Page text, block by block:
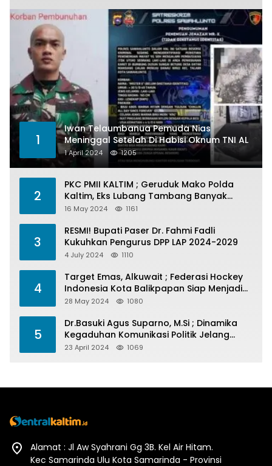
1
Iwan Telaumbanua Pemuda Nias
Meninggal Setelah Di Habisi Oknum TNI AL
1 April 2024 1205
2
PKC PMII KALTIM ; Geruduk Mako Polda
Kaltim, Eks Lubang Tambang Banyak
Menelan Korban
16 May 2024 1161
3
RESMI! Bupati Paser Dr. Fahmi Fadli
Kukuhkan Pengurus DPP LAP 2024-2029
4 July 2024 1110
4
Target Emas, Alkuwait ; Federasi Hockey
Indonesia Kota Balikpapan Siap Menjadi
Barometer Prestasi Di Kaltim
28 May 2024 1080
5
Dr.Basuki Agus Suparno, M.Si ; Dinamika
Kegaduhan Komunikasi Politik Jelang
Pesta Politik 2024
23 April 2024 1069
Alamat : Jl Aw Syahrani Gg 3B. Kel Air Hitam.
Kec Samarinda Ulu Kota Samarinda - Provinsi